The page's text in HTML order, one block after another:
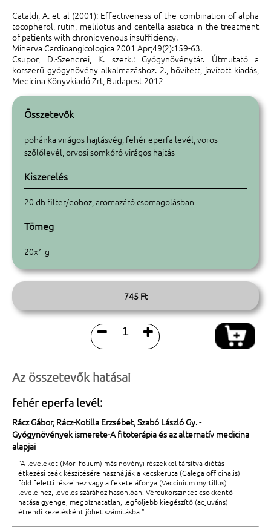
Cataldi, A. et al (2001): Effectiveness of the combination of alpha
tocopherol, rutin, melilotus and centella asiatica in the treatment
of patients with chronic venous insufficiency.
Minerva Cardioangicologica 2001 Apr;49(2):159-63.
Csupor, D.-Szendrei, K. szerk.: Gyógynövénytár. Útmutató a
korszerű gyógynövény alkalmazáshoz. 2., bővített, javított kiadás,
Medicina Könyvkiadó Zrt, Budapest 2012
Összetevők
pohánka virágos hajtásvég, fehér eperfa levél, vörös
szőlőlevél, orvosi somkóró virágos hajtás
Kiszerelés
20 db filter/doboz, aromazáró csomagolásban
Tömeg
20x1 g
745 Ft
 
Az összetevők hatásai
fehér eperfa levél:
Rácz Gábor, Rácz-Kotilla Erzsébet, Szabó László Gy. -
Gyógynövények ismerete-A fitoterápia és az alternatív medicina
alapjai
"A leveleket (Mori folium) más növényi részekkel társítva diétás
étkezési teák készítésére használják a kecskeruta (Galega officinalis)
föld feletti részeihez vagy a fekete áfonya (Vaccinium myrtillus)
leveleihez, leveles szárához hasonlóan. Vércukorszintet csökkentő
hatása gyenge, megbízhatatlan, legföljebb kiegészítő (adjuváns)
étrendi kezelésként jöhet számításba."